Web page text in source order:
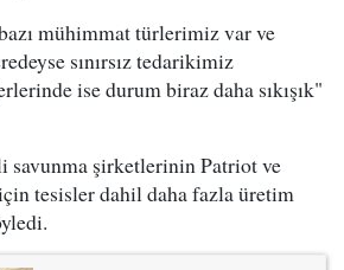
mühimmat türlerimiz var ve
sınırsız tedarikimiz
ise durum biraz daha sıkışık"
savunma şirketlerinin Patriot ve
tesisler dahil daha fazla üretim